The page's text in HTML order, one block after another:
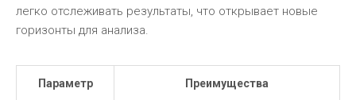
легко отслеживать результаты, что открывает новые
горизонты для анализа.
Параметр Преимущества